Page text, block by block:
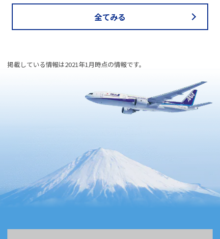
全てみる
掲載している情報は2021年1月時点の情報です。